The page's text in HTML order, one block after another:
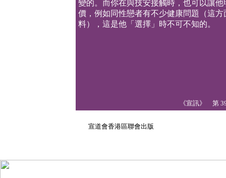
變的。而你在與技安接觸時，也可以讓
價，例如同性戀者有不少健康問題（這
料），這是他「選擇」時不可不知的。
《宣訊》 第
宣道會香港區聯會出